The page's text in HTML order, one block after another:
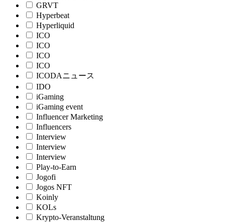
GRVT
Hyperbeat
Hyperliquid
ICO
ICO
ICO
ICO
ICODAニュース
IDO
iGaming
iGaming event
Influencer Marketing
Influencers
Interview
Interview
Interview
Play-to-Earn
Jogofi
Jogos NFT
Koinly
KOLs
Krypto-Veranstaltung